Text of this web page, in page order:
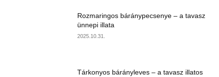
Rozmaringos báránypecsenye – a tavasz
ünnepi illata
2025.10.31.
Tárkonyos bárányleves – a tavasz illatos